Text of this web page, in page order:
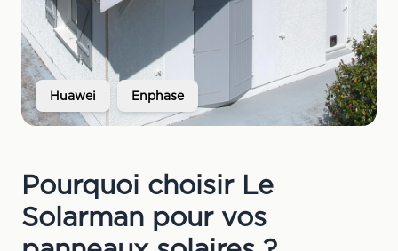
Huawei Enphase
Pourquoi choisir Le
Solarman pour vos